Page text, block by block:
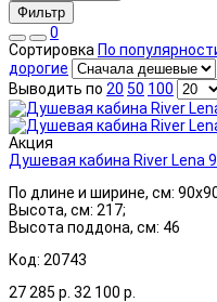
Фильтр
0
Сортировка По
дорогие
Выводить по 20 50 100
Акция
Душевая кабина River Lena
По длине и ширине, см:
Высота, см: 217;
Высота поддона, см: 46
Код: 20743
27 285 р. 32 100 р.